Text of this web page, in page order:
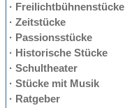
· Freilichtbühnenstücke
· Zeitstücke
· Passionsstücke
· Historische Stücke
· Schultheater
· Stücke mit Musik
· Ratgeber